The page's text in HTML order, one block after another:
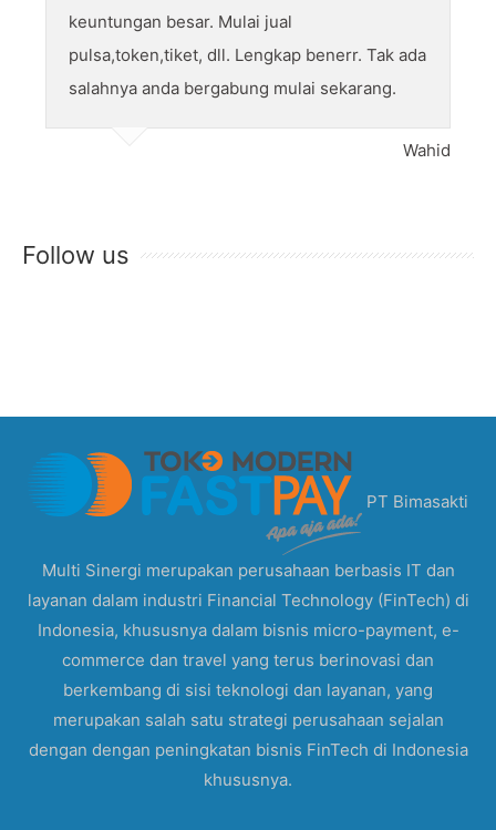
keuntungan besar. Mulai jual
pulsa,token,tiket, dll. Lengkap benerr. Tak ada
salahnya anda bergabung mulai sekarang.
Wahid
Follow us
PT Bimasakti
Multi Sinergi merupakan perusahaan berbasis IT dan
layanan dalam industri Financial Technology (FinTech) di
Indonesia, khususnya dalam bisnis micro-payment, e-
commerce dan travel yang terus berinovasi dan
berkembang di sisi teknologi dan layanan, yang
merupakan salah satu strategi perusahaan sejalan
dengan dengan peningkatan bisnis FinTech di Indonesia
khususnya.